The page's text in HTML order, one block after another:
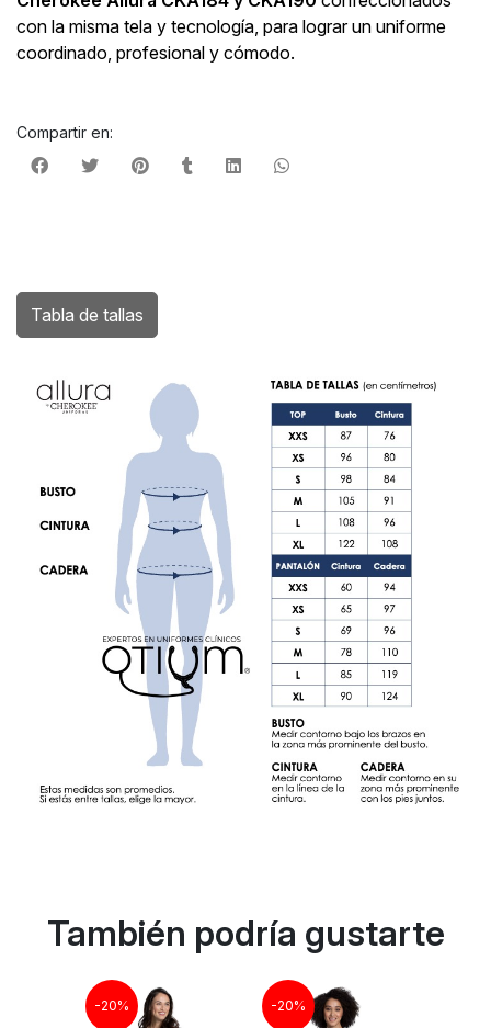
con la misma tela y tecnología, para lograr un uniforme
coordinado, profesional y cómodo.
Compartir en:
Tabla de tallas
También podría gustarte
-20% -20%